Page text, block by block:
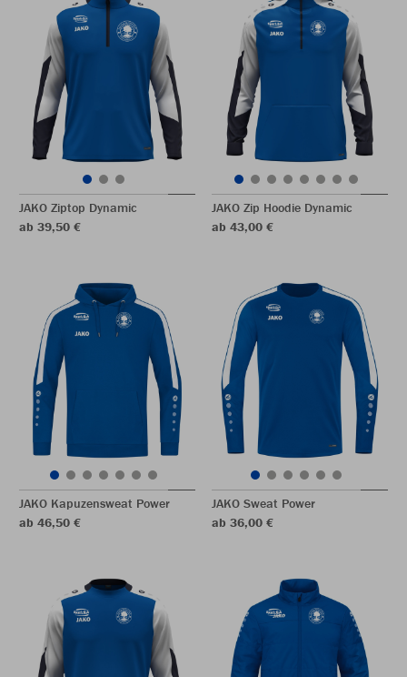
JAKO Ziptop Dynamic
ab 39,50 €
JAKO Zip Hoodie Dynamic
ab 43,00 €
JAKO Kapuzensweat Power
ab 46,50 €
JAKO Sweat Power
ab 36,00 €